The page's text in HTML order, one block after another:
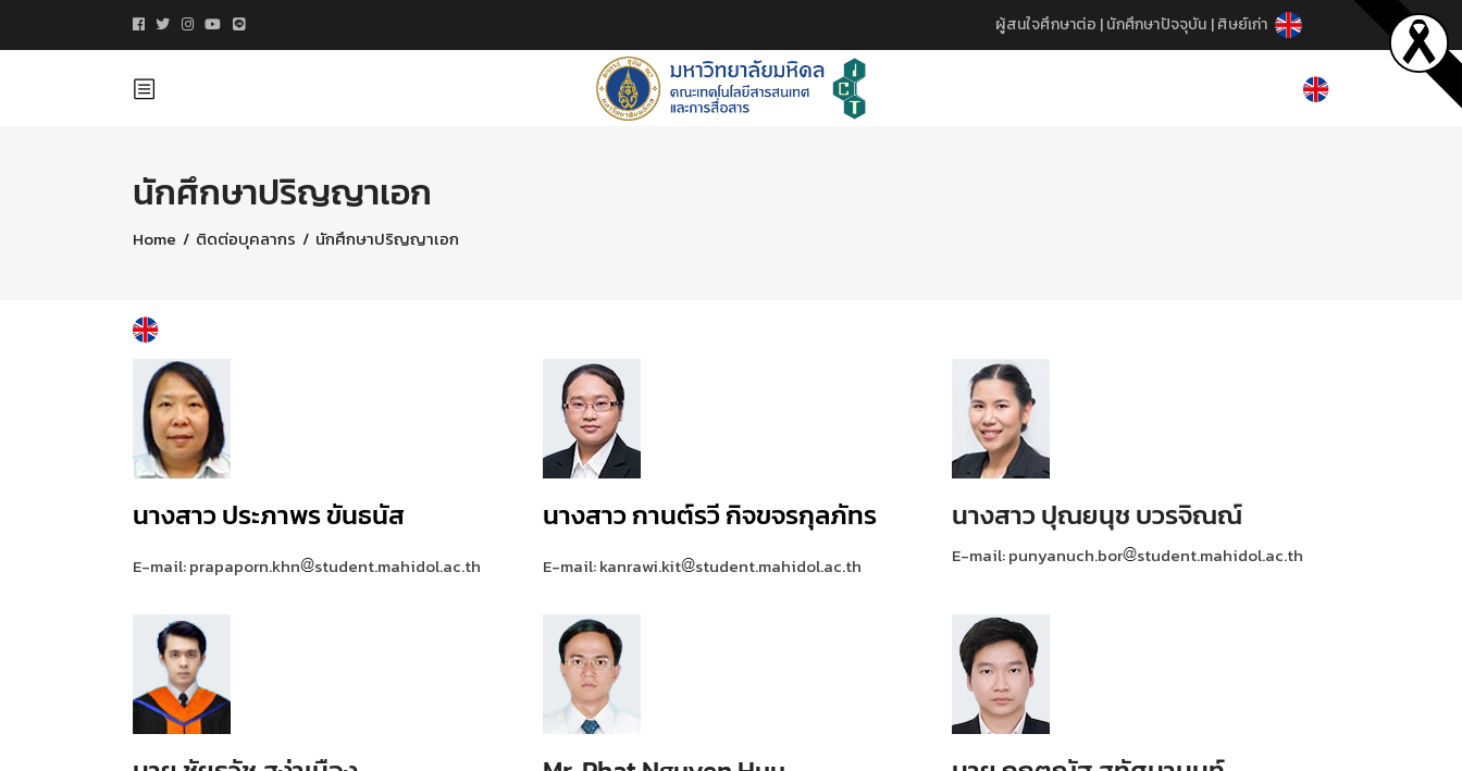
ผู้สนใจศึกษาต่อ |นักศึกษาปัจจุบัน |ศิษย์เก่า
นักศึกษาปริญญาเอก
Home / ติดต่อบุคลากร / นักศึกษาปริญญาเอก
นางสาว ประภาพร ขันธนัส
E-mail: prapaporn.khn student.mahidol.ac.th
นางสาว กานต์รวี กิจขจรกุลภัทร
E-mail: kanrawi.kit student.mahidol.ac.th
นางสาว ปุณยนุช บวรจิณณ์
E-mail: punyanuch.bor student.mahidol.ac.th